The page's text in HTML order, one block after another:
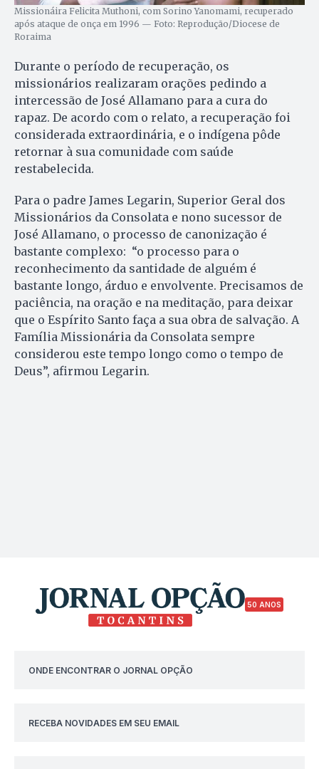
Missionáira Felicita Muthoni, com Sorino Yanomami, recuperado
após ataque de onça em 1996 — Foto: Reprodução/Diocese de
Roraima
Durante o período de recuperação, os
missionários realizaram orações pedindo a
intercessão de José Allamano para a cura do
rapaz. De acordo com o relato, a recuperação foi
considerada extraordinária, e o indígena pôde
retornar à sua comunidade com saúde
restabelecida.
Para o padre James Legarin, Superior Geral dos
Missionários da Consolata e nono sucessor de
José Allamano, o processo de canonização é
bastante complexo: “o processo para o
reconhecimento da santidade de alguém é
bastante longo, árduo e envolvente. Precisamos de
paciência, na oração e na meditação, para deixar
que o Espírito Santo faça a sua obra de salvação. A
Família Missionária da Consolata sempre
considerou este tempo longo como o tempo de
Deus”, afirmou Legarin.
50 ANOS
ONDE ENCONTRAR O JORNAL OPÇÃO
RECEBA NOVIDADES EM SEU EMAIL